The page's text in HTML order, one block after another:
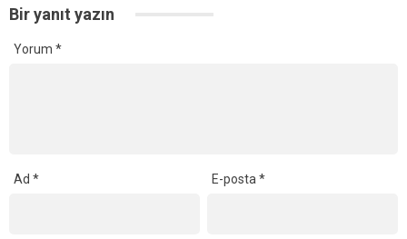
Bir yanıt yazın
Yorum *
Ad * E-posta*